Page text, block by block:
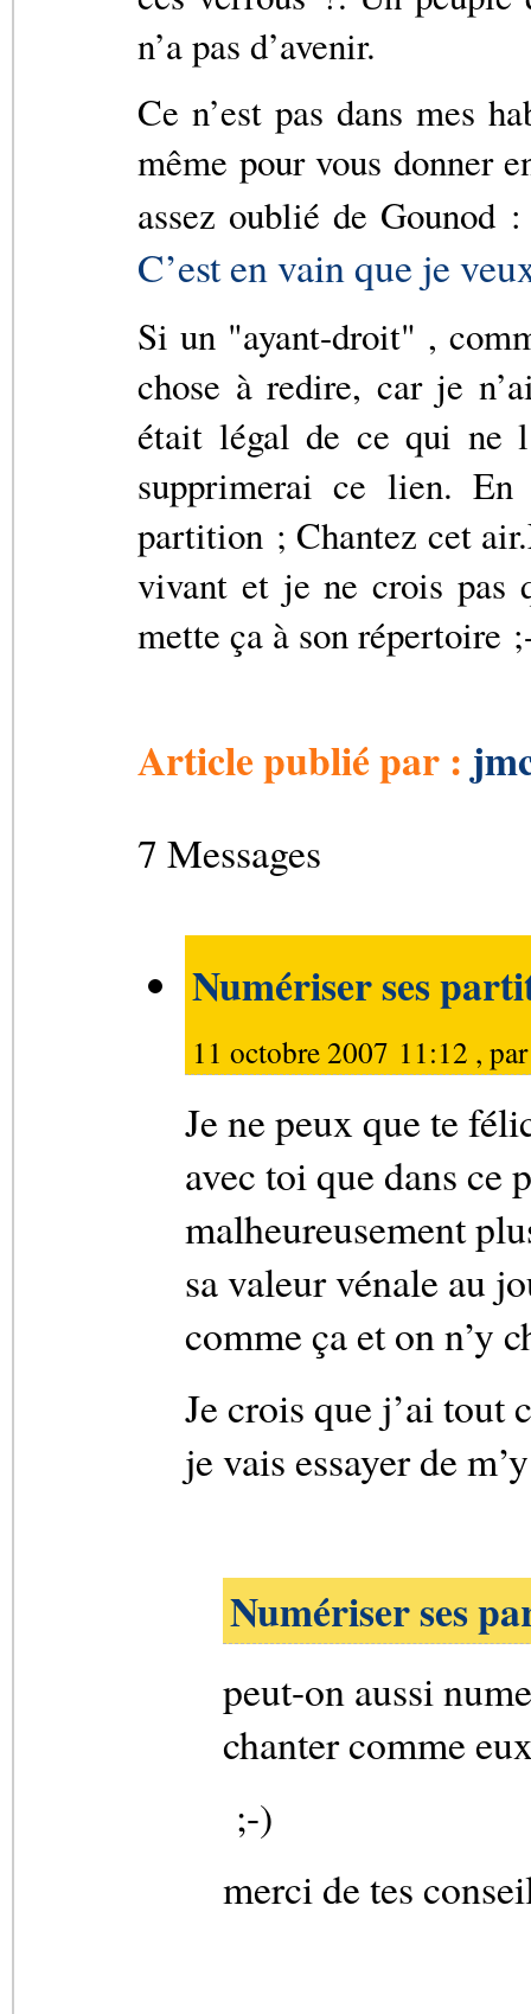
n’a pas d’avenir.
Ce n’est pas dans mes
même pour vous donner
assez oublié de
C’est en vain que je
Si un "ayant-droit" ,
chose à redire, car je
était légal de ce qui ne
supprimerai ce lien. En
partition ; Chantez cet
vivant et je ne crois pas
mette ça à son répertoire
Article publié par :
7 Messages
Numériser ses
11 octobre 2007 11:12 ,
Je ne peux que te
avec toi que dans ce
malheureusement
sa valeur vénale au
comme ça et on n’y
Je crois que j’ai tout
je vais essayer de
Numériser ses
peut-on aussi
chanter comme
;-)
merci de tes